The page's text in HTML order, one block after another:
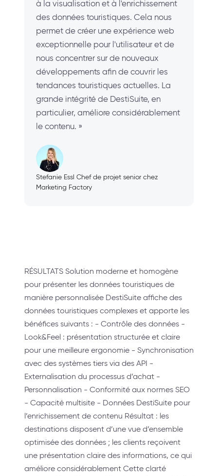
à la visualisation et à l'enrichissement
des données touristiques. Cela nous
permet de créer une expérience web
exceptionnelle pour l'utilisateur et de
nous concentrer sur de nouveaux
développements afin de couvrir les
tendances touristiques actuelles. La
grande intégrité de DestiSuite, en
particulier, améliore considérablement
le contenu. »
Stefanie Essl Chef de projet senior chez
Marketing Factory
RÉSULTATS Solution moderne et homogène
pour présenter les données touristiques de
manière personnalisée DestiSuite affiche des
données touristiques complexes et apporte les
bénéfices suivants : - Contrôle des données -
Look&Feel : présentation structurée et claire
pour une meilleure ergonomie - Synchronisation
avec des systèmes tiers via des API -
Externalisation du processus d’achat -
Personnalisation - Conformité aux normes SEO
- Capacité multisite - Données DestiSuite pour
l’enrichissement de contenu Résultat : les
destinations disposent d’une vue d’ensemble
optimisée des données ; les clients reçoivent
une présentation claire des informations, ce qui
améliore considérablement Cette clarté